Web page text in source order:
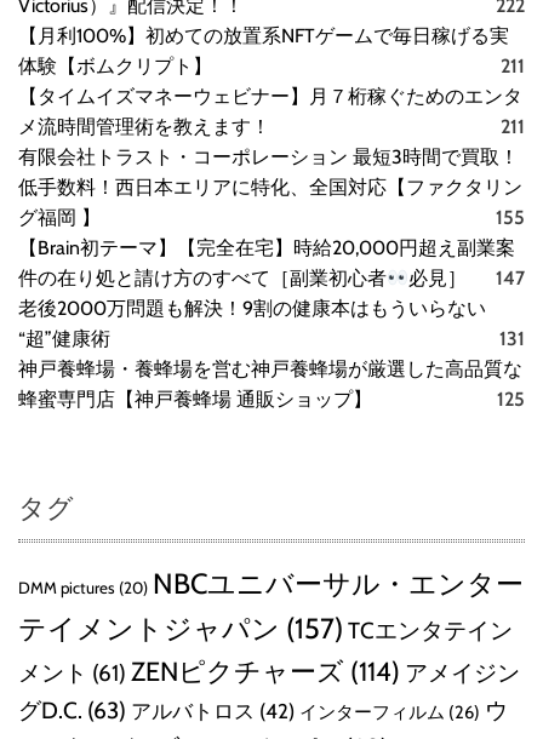
Victorius）』配信決定！！
222
【月利100%】初めての放置系NFTゲームで毎日稼げる実
体験【ボムクリプト】
211
【タイムイズマネーウェビナー】月７桁稼ぐためのエンタ
メ流時間管理術を教えます！
211
有限会社トラスト・コーポレーション 最短3時間で買取！
低手数料！西日本エリアに特化、全国対応【ファクタリン
グ福岡 】
155
【Brain初テーマ】【完全在宅】時給20,000円超え副業案
件の在り処と請け方のすべて［副業初心者
必見］
147
老後2000万問題も解決！9割の健康本はもういらない
“超”健康術
131
神戸養蜂場・養蜂場を営む神戸養蜂場が厳選した高品質な
蜂蜜専門店【神戸養蜂場 通販ショップ】
125
タグ
DMM pictures (20) NBCユニバーサル・エンター
テイメントジャパン (157) TCエンタテイン
メント (61) ZENピクチャーズ (114) アメイジン
グD.C. (63) アルバトロス (42) インターフィルム (26) ウ